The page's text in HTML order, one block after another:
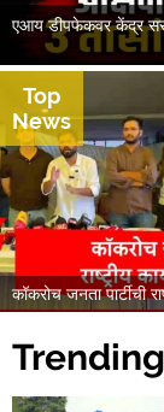
Top
News
Trending